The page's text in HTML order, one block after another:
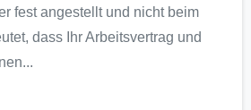
fest angestellt und nicht beim
dass Ihr Arbeitsvertrag und